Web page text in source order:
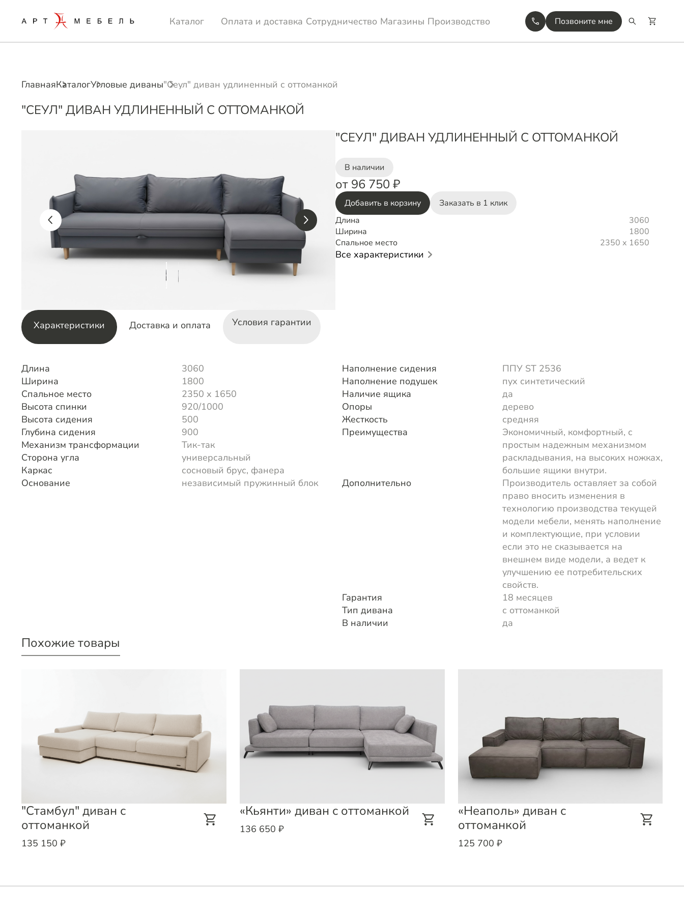
Каталог Оплата и доставка Сотрудничество Магазины Производство Позвоните мне
ГлавнаяКаталогУгловые диваны"Сеул" диван удлиненный с оттоманкой
"СЕУЛ" ДИВАН УДЛИНЕННЫЙ С ОТТОМАНКОЙ
"СЕУЛ" ДИВАН УДЛИНЕННЫЙ С ОТТОМАНКОЙ
В наличии
от 96 750 ₽
Добавить в корзину
Заказать в 1 клик
Длина
3060
Ширина
1800
Спальное место
2350 х 1650
Все характеристики
Характеристики Доставка и оплата Условия гарантии
Длина
3060
Ширина
1800
Спальное место
2350 х 1650
Высота спинки
920/1000
Высота сидения
500
Глубина сидения
900
Механизм трансформации
Тик-так
Сторона угла
универсальный
Каркас
сосновый брус, фанера
Основание
независимый пружинный блок
Наполнение сидения
ППУ ST 2536
Наполнение подушек
пух синтетический
Наличие ящика
да
Опоры
дерево
Жесткость
средняя
Преимущества
Экономичный, комфортный, с
простым надежным механизмом
раскладывания, на высоких ножках,
большие ящики внутри.
Дополнительно
Производитель оставляет за собой
право вносить изменения в
технологию производства текущей
модели мебели, менять наполнение
и комплектующие, при условии
если это не сказывается на
внешнем виде модели, а ведет к
улучшению ее потребительских
свойств.
Гарантия
18 месяцев
Тип дивана
с оттоманкой
В наличии
да
Похожие товары
"Стамбул" диван с
оттоманкой
135 150 ₽
«Кьянти» диван с оттоманкой
136 650 ₽
«Неаполь» диван с
оттоманкой
125 700 ₽